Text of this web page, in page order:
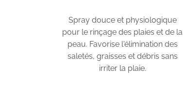
Spray douce et physiologique
pour le rinçage des plaies et de la
peau. Favorise l'élimination des
saletés, graisses et débris sans
irriter la plaie.